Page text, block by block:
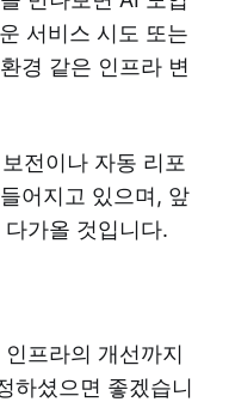
서비스 시도 또는
경 같은 인프라 변
전이나 자동 리포
어지고 있으며, 앞
가올 것입니다.
프라의 개선까지
하셨으면 좋겠습니